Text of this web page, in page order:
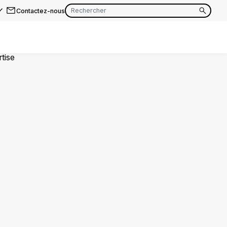
Contactez-nous